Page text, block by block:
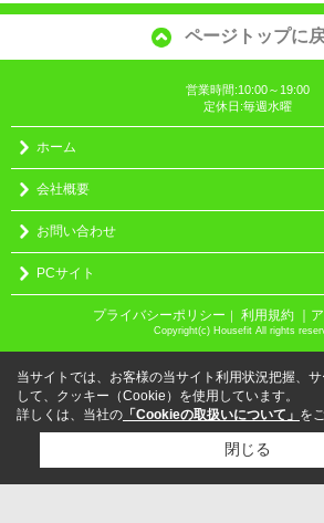
ページトップに
営業時間:10:00～19:00
定休日:毎週水曜
ホーム
会社概要
お問い合わせ
PCサイト
プライバシーポリシー ｜ 利用規約 ｜
Copyright(c) Housefit All rights
当サイトでは、お客様の当サイト利用状況把握、
して、クッキー（Cookie）を使用しています。
詳しくは、当社の 「Cookieの取扱いについて」 を
閉じる